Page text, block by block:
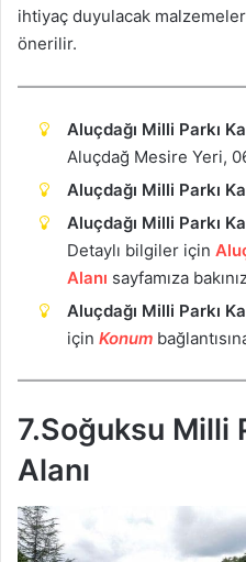
ihtiyaç duyulacak
önerilir.
Aluçdağı Milli Parkı
Aluçdağ Mesire Yeri,
Aluçdağı Milli Parkı
Aluçdağı Milli Parkı
Detaylı bilgiler için
Alanı sayfamıza
Aluçdağı Milli Parkı
için Konum
7.Soğuksu Milli
Alanı